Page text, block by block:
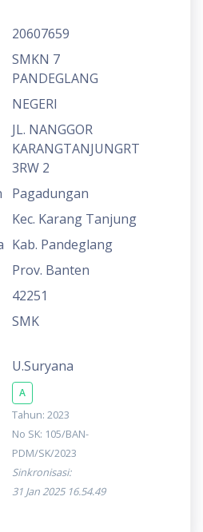
20607659
SMKN 7
PANDEGLANG
NEGERI
JL. NANGGOR
KARANGTANJUNGRT
3RW 2
Pagadungan
Kec. Karang Tanjung
Kab. Pandeglang
Prov. Banten
42251
SMK
U.Suryana
A
Tahun: 2023
No SK: 105/BAN-
PDM/SK/2023
Sinkronisasi:
31 Jan 2025 16.54.49